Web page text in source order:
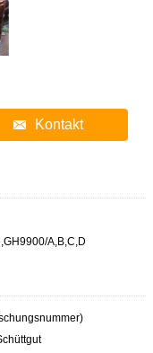
Kontakt
A,B,C,D